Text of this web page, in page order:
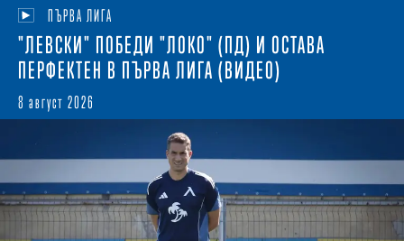
ПЪРВА ЛИГА
"ЛЕВСКИ" ПОБЕДИ "ЛОКО" (ПД) И ОСТАВА
ПЕРФЕКТЕН В ПЪРВА ЛИГА (ВИДЕО)
8 август 2026